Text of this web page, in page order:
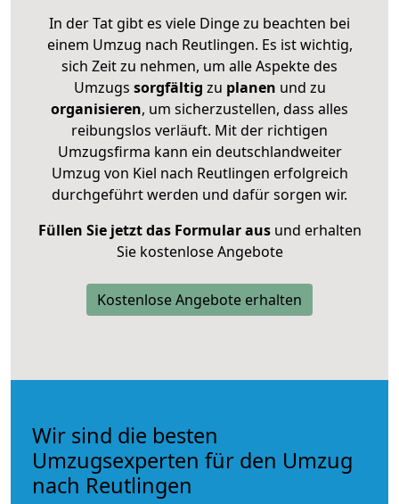
In der Tat gibt es viele Dinge zu beachten bei
einem Umzug nach Reutlingen. Es ist wichtig,
sich Zeit zu nehmen, um alle Aspekte des
Umzugs sorgfältig zu planen und zu
organisieren, um sicherzustellen, dass alles
reibungslos verläuft. Mit der richtigen
Umzugsfirma kann ein deutschlandweiter
Umzug von Kiel nach Reutlingen erfolgreich
durchgeführt werden und dafür sorgen wir.
Füllen Sie jetzt das Formular ausund erhalten
Sie kostenlose Angebote
Kostenlose Angebote erhalten
Wir sind die besten
Umzugsexperten für den Umzug
nach Reutlingen